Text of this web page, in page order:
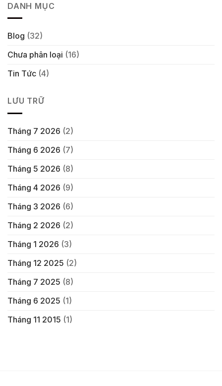
DANH MỤC
Blog (32)
Chưa phân loại (16)
Tin Tức (4)
LƯU TRỮ
Tháng 7 2026 (2)
Tháng 6 2026 (7)
Tháng 5 2026 (8)
Tháng 4 2026 (9)
Tháng 3 2026 (6)
Tháng 2 2026 (2)
Tháng 1 2026 (3)
Tháng 12 2025 (2)
Tháng 7 2025 (8)
Tháng 6 2025 (1)
Tháng 11 2015 (1)